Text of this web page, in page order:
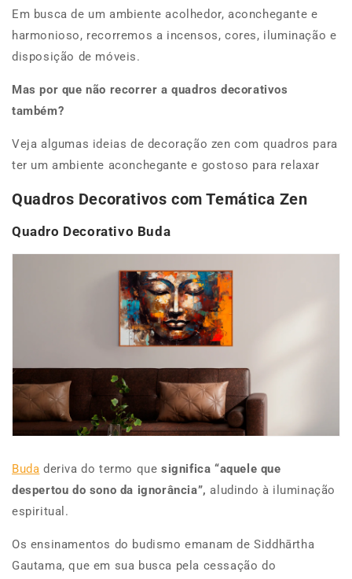
Em busca de um ambiente acolhedor, aconchegante e
harmonioso, recorremos a incensos, cores, iluminação e
disposição de móveis.
Mas por que não recorrer a quadros decorativos
também?
Veja algumas ideias de decoração zen com quadros para
ter um ambiente aconchegante e gostoso para relaxar
Quadros Decorativos com Temática Zen
Quadro Decorativo Buda
Buda deriva do termo quesignifica “aquele que
despertou do sono da ignorância”, aludindo à iluminação
espiritual.
Os ensinamentos do budismo emanam de Siddhārtha
Gautama, que em sua busca pela cessação do